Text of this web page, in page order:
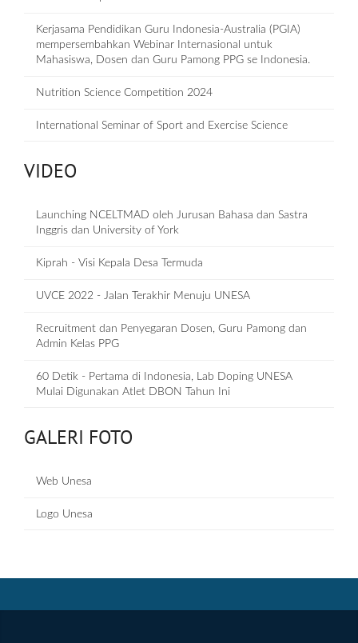
Kerjasama Pendidikan Guru Indonesia-Australia (PGIA)
mempersembahkan Webinar Internasional untuk
Mahasiswa, Dosen dan Guru Pamong PPG se Indonesia.
Nutrition Science Competition 2024
International Seminar of Sport and Exercise Science
VIDEO
Launching NCELTMAD oleh Jurusan Bahasa dan Sastra
Inggris dan University of York
Kiprah - Visi Kepala Desa Termuda
UVCE 2022 - Jalan Terakhir Menuju UNESA
Recruitment dan Penyegaran Dosen, Guru Pamong dan
Admin Kelas PPG
60 Detik - Pertama di Indonesia, Lab Doping UNESA
Mulai Digunakan Atlet DBON Tahun Ini
GALERI FOTO
Web Unesa
Logo Unesa